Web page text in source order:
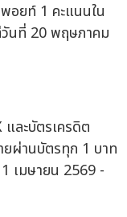
อยท์ 1 คะแนนใน
นที่ 20 พฤษภาคม
ละบัตรเครดิต
ผ่านบัตรทุก 1 บาท
เมษายน 2569 -